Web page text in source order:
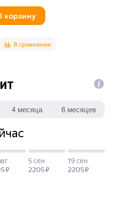
корзину
В сравнение